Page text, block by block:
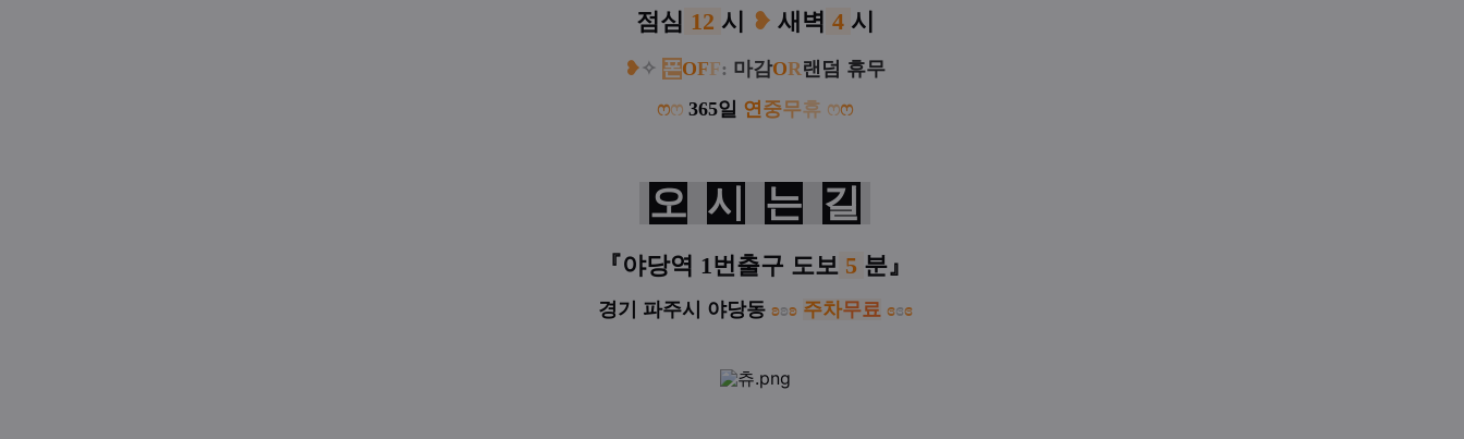
점심 12 시 ❥ 새벽 4 시
❥ ✧ 폰OFF: 마감OR랜덤 휴무
ෆෆ 365일 연 중무휴 ෆෆ
오 시 는 길
『야당역 1번출구 도보 5 분』
경기 파주시 야당동 ʚʚʚ 주차무료 ɞɞɞ